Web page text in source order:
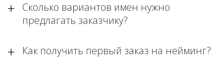
Сколько вариантов имен нужно
предлагать заказчику?
Как получить первый заказ на нейминг?